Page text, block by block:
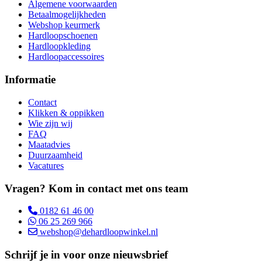
Algemene voorwaarden
Betaalmogelijkheden
Webshop keurmerk
Hardloopschoenen
Hardloopkleding
Hardloopaccessoires
Informatie
Contact
Klikken & oppikken
Wie zijn wij
FAQ
Maatadvies
Duurzaamheid
Vacatures
Vragen? Kom in contact met ons team
0182 61 46 00
06 25 269 966
webshop@dehardloopwinkel.nl
Schrijf je in voor onze nieuwsbrief